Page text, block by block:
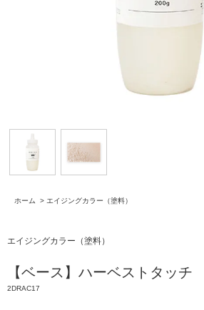
ホーム > エイジングカラー（塗料）
エイジングカラー（塗料）
【ベース】ハーベストタッ
2DRAC17